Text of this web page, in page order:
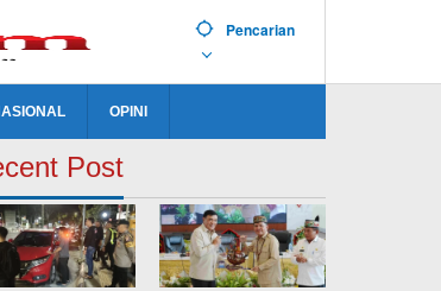
Pencarian
OPINI
Post